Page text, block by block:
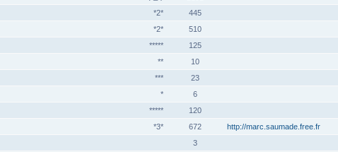
*2*
445
*2*
510
*****
125
**
10
***
23
*
6
*****
120
*3*
672 http://marc.saumade.free.fr
3